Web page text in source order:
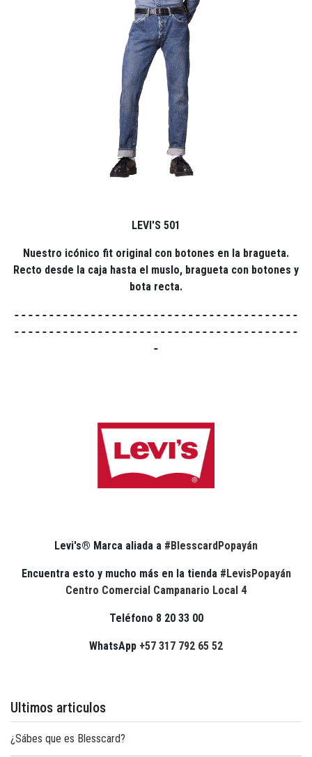
LEVI'S 501
Nuestro icónico fit original con botones en la bragueta.
Recto desde la caja hasta el muslo, bragueta con botones y
bota recta.
-----------------------------------------
-----------------------------------------
-
Levi's® Marca aliada a #BlesscardPopayán
Encuentra esto y mucho más en la tienda #LevisPopayán
Centro Comercial Campanario Local 4
Teléfono 8 20 33 00
WhatsApp +57 317 792 65 52
Ultimos articulos
¿Sábes que es Blesscard?